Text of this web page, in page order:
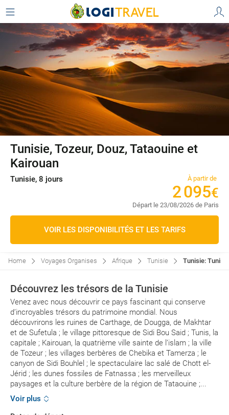
Tunisie, Tozeur, Douz, Tataouine et
Kairouan
Tunisie, 8 jours À partir de
2095€
Départ le 23/08/2026 de Paris
VOIR LES DISPONIBILITÉS ET LES TARIFS
Home Voyages Organises Afrique Tunisie Tunisie:
Découvrez les trésors de la Tunisie
Venez avec nous découvrir ce pays fascinant qui conserve
d’incroyables trésors du patrimoine mondial. Nous
découvrirons les ruines de Carthage, de Dougga, de Makhtar
et de Sufetula ; le village pittoresque de Sidi Bou Said ; Tunis, la
capitale ; Kairouan, la quatrième ville sainte de l’islam ; la ville
de Tozeur ; les villages berbères de Chebika et Tamerza ; le
canyon de Sidi Bouhlel ; le spectaculaire lac salé de Chott el-
Jérid ; les dunes fossiles de Fatnassa ; les merveilleux
paysages et la culture berbère de la région de Tataouine ;...
Voir plus